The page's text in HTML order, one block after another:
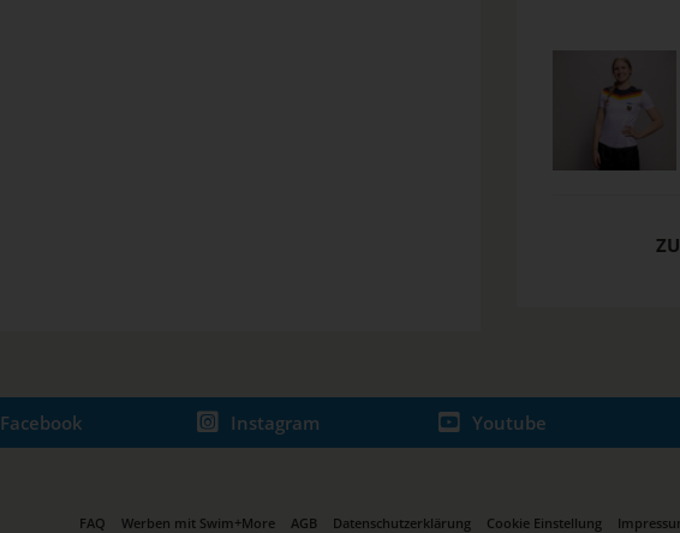
Facebook Instagram Youtube
FAQ Werben mit Swim+More AGB Datenschutzerklärung Cookie Einstellung